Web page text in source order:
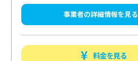
事業者の詳細情報を見る
料金を見る